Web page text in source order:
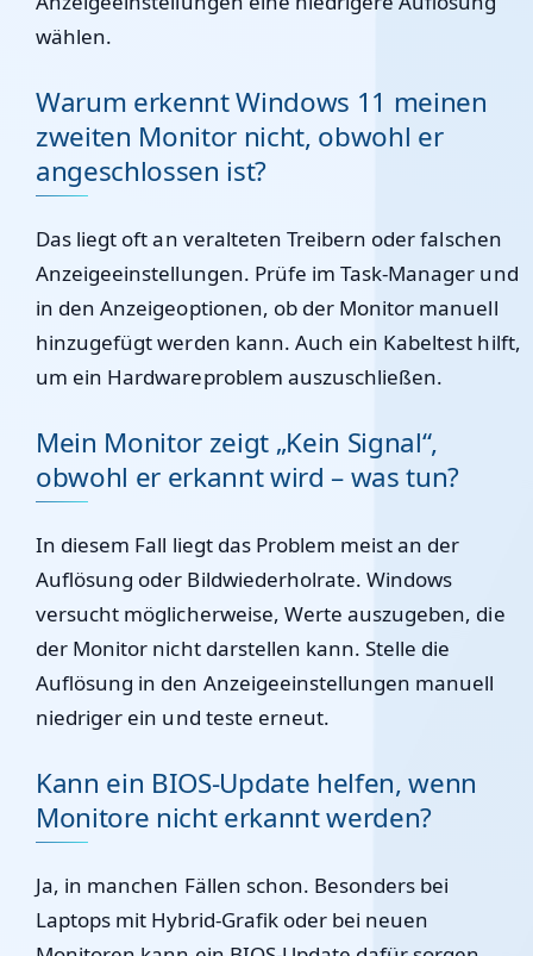
wählen.
Warum erkennt Windows 11 meinen
zweiten Monitor nicht, obwohl er
angeschlossen ist?
Das liegt oft an veralteten Treibern oder falschen
Anzeigeeinstellungen. Prüfe im Task-Manager und
in den Anzeigeoptionen, ob der Monitor manuell
hinzugefügt werden kann. Auch ein Kabeltest hilft,
um ein Hardwareproblem auszuschließen.
Mein Monitor zeigt „Kein Signal“,
obwohl er erkannt wird – was tun?
In diesem Fall liegt das Problem meist an der
Auflösung oder Bildwiederholrate. Windows
versucht möglicherweise, Werte auszugeben, die
der Monitor nicht darstellen kann. Stelle die
Auflösung in den Anzeigeeinstellungen manuell
niedriger ein und teste erneut.
Kann ein BIOS-Update helfen, wenn
Monitore nicht erkannt werden?
Ja, in manchen Fällen schon. Besonders bei
Laptops mit Hybrid-Grafik oder bei neuen